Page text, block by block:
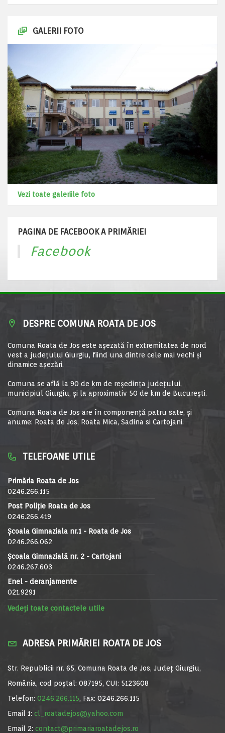
GALERII FOTO
Vezi toate galeriile foto
PAGINA DE FACEBOOK A PRIMĂRIEI
Facebook
DESPRE COMUNA ROATA DE JOS
Comuna Roata de Jos este aşezată în extremitatea de nord
vest a judeţului Giurgiu, fiind una dintre cele mai vechi şi
dinamice aşezări.
Comuna se află la 90 de km de reşedinţa judeţului,
municipiul Giurgiu, şi la aproximativ 50 de km de Bucureşti.
Comuna Roata de Jos are în componență patru sate, și
anume: Roata de Jos, Roata Mica, Sadina si Cartojani.
TELEFOANE UTILE
Primăria Roata de Jos
0246.266.115
Post Poliție Roata de Jos
0246.266.419
Școala Gimnaziala nr.1 - Roata de Jos
0246.266.062
Școala Gimnazială nr. 2 - Cartojani
0246.267.603
Enel - deranjamente
021.9291
Vedeți toate contactele utile
ADRESA PRIMĂRIEI ROATA DE JOS
Str. Republicii nr. 65, Comuna Roata de Jos, Județ Giurgiu,
România, cod poștal: 087195, CUI: 5123608
Telefon: 0246.266.115, Fax: 0246.266.115
Email 1: cl_roatadejos@yahoo.com
Email 2: contact@primariaroatadejos.ro